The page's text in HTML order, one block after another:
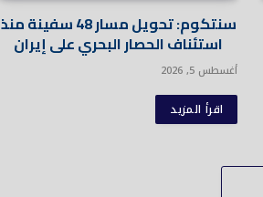
سنتكوم: تحويل مسار 48 سفينة منذ
استئناف الحصار البحري على إيران
أغسطس 5, 2026
اقرأ المزيد